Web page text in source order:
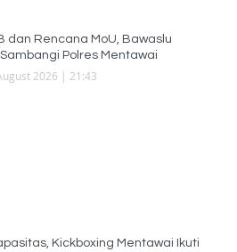
dan Rencana MoU, Bawaslu
Polres Mentawai
2026 | 21:43
Kickboxing Mentawai Ikuti